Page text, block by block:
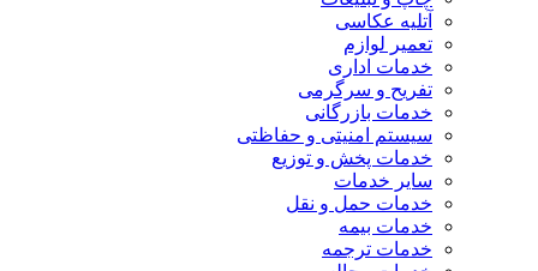
آتلیه عکاسی
تعمیر لوازم
خدمات اداری
تفریح و سرگرمی
خدمات بازرگانی
سیستم امنیتی و حفاظتی
خدمات پخش و توزیع
سایر خدمات
خدمات حمل و نقل
خدمات بیمه
خدمات ترجمه